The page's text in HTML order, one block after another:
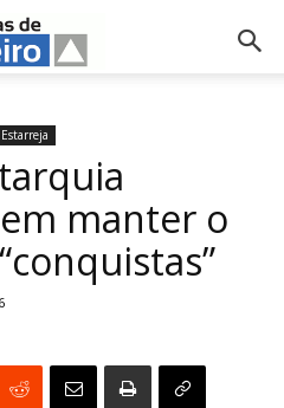
Estarreja
manter o